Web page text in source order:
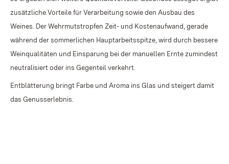
zusätzliche Vorteile für Verarbeitung sowie den Ausbau des
Weines. Der Wehrmutstropfen Zeit- und Kostenaufwand, gerade
während der sommerlichen Hauptarbeitsspitze, wird durch bessere
Weinqualitäten und Einsparung bei der manuellen Ernte zumindest
neutralisiert oder ins Gegenteil verkehrt.
Entblätterung bringt Farbe und Aroma ins Glas und steigert damit
das Genusserlebnis.